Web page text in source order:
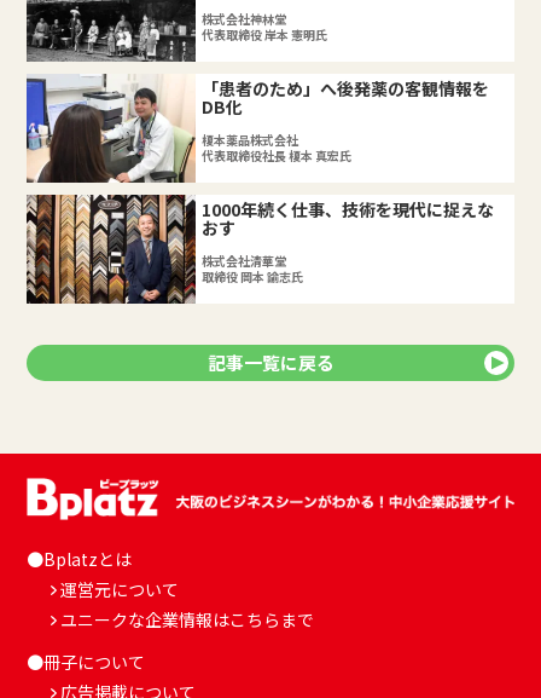
株式会社神林堂
代表取締役 岸本 憲明氏
「患者のため」へ後発薬の客観情報を
DB化
榎本薬品株式会社
代表取締役社長 榎本 真宏氏
1000年続く仕事、技術を現代に捉えな
おす
株式会社清華堂
取締役 岡本 諭志氏
記事一覧に戻る
●Bplatzとは
運営元について
ユニークな企業情報はこちらまで
●冊子について
広告掲載について